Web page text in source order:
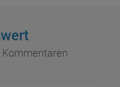
Kommentaren